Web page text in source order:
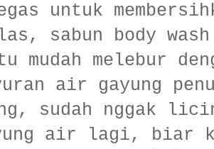
untuk
sabun body
mudah melebur
air gayung
sudah nggak
air lagi, biar